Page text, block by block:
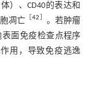
）、CD40的表达和
凋亡 ［42］ 。若肿瘤
表面免疫检查点程序
用，导致免疫逃逸